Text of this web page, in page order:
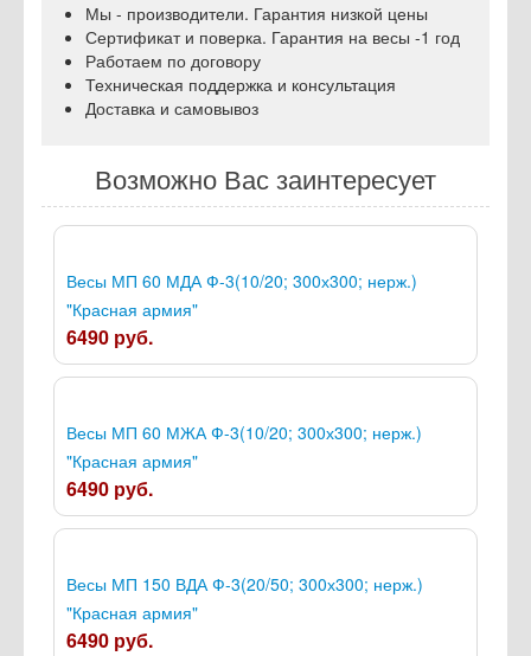
Мы - производители. Гарантия низкой цены
Сертификат и поверка. Гарантия на весы -1 год
Работаем по договору
Техническая поддержка и консультация
Доставка и самовывоз
Возможно Вас заинтересует
Весы МП 60 МДА Ф-3(10/20; 300х300; нерж.)
"Красная армия"
6490 руб.
Весы МП 60 МЖА Ф-3(10/20; 300х300; нерж.)
"Красная армия"
6490 руб.
Весы МП 150 ВДА Ф-3(20/50; 300х300; нерж.)
"Красная армия"
6490 руб.